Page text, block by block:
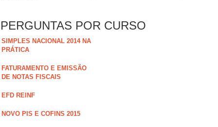
PERGUNTAS POR CURSO
SIMPLES NACIONAL 2014 NA
PRÁTICA
FATURAMENTO E EMISSÃO
DE NOTAS FISCAIS
EFD REINF
NOVO PIS E COFINS 2015